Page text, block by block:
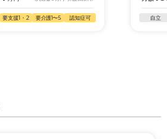
要支援1・2 要介護1〜5 認知症可 自立